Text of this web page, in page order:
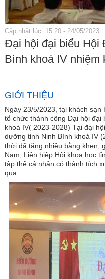
Cập nhật lúc: 15:20 - 24/05/2023
Đại hội đại biểu Hội
Bình khoá IV nhiệm
GIỚI THIỆU
Ngày 23/5/2023, tại khách
tổ chức thành công Đại hội đại
khoá IV( 2023-2028) Tại đại
dưỡng tỉnh Ninh Bình khoá IV
thời đã tặng nhiều bằng khen,
Nam, Liên hiệp Hội khoa học
tập thể cá nhân có thành tích
qua.